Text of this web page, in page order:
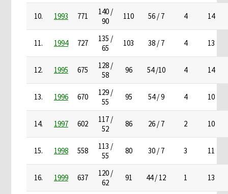
10. 1993 771
140 /
90
110 56 / 7 4 14
11. 1994 727
135 /
65
103 38 / 7 4 13
12. 1995 675
128 /
58
96 54 /10 4 14
13. 1996 670
129 /
55
95 54 / 9 4 10
14. 1997 602
117 /
52
86 26 / 7 2 10
15. 1998 558
113 /
55
80 30 / 7 3 11
16. 1999 637
120 /
62
91 44 / 12 1 13